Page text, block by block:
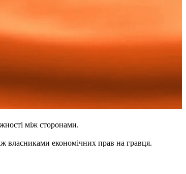
між сторонами.
власниками економічних прав на гравця.